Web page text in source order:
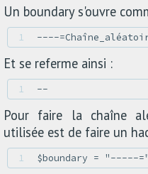
Un boundary s'ouvre
1
Et se referme ainsi :
1
Pour faire la chaîne
utilisée est de faire un
1